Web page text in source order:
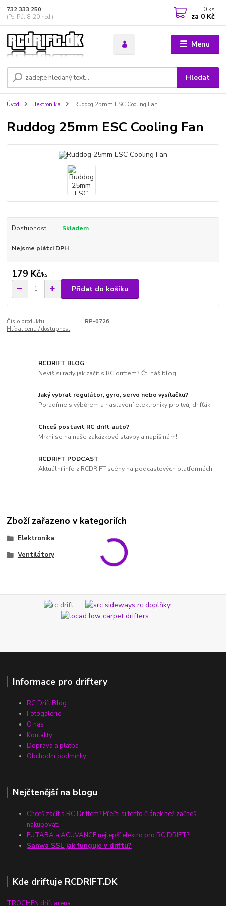
Menu
Hledat
732 333 250
(Po-Pá, 8-20 hod.)
0 ks
za 0 Kč
Úvod Elektronika Ruddog 25mm ESC Cooling Fan
Ruddog 25mm ESC Cooling Fan
Dostupnost Skladem
Nejsme plátci DPH
179 Kč/ks
Přidat do košíku
Číslo produktu:
RP-0726
Hlídat cenu / dostupnost
RCDRIFT BLOG
Nevíš si rady jak začít s RC driftem? Čti náš blog.
Jaký vybrat regulátor, gyro, servo nebo vysílačku?
Poradíme s výběrem a nastavení elektroniky pro tvůj drifťák.
Chceš postavit RC drift auto?
Mrkni se na naše zakázkové stavby a napiš nám!
RCDRIFT PODCAST
Aktuální info z RCDRIFT scény na podcastových platformách.
Zboží zařazeno v kategoriích
Elektronika
Ventilátory
Informace pro driftery
RC Drift Blog
Fotogalerie
O nás
Kontakty
Doprava a platba
Obchodní podmínky
Nejčtenější na blogu
Chceš začít s RC Driftem? Přečti si tento článek než začneš
nakupovat.
FUTABA a ACUVANCE nejlepší elektro pro RC DRIFT?
Sanwa SSL jak funguje v driftu?
Kde driftuje RCDRIFT.DK
TROCHEN drift arena